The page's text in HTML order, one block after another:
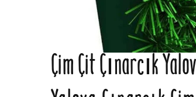
Çim Çit Çınarcık